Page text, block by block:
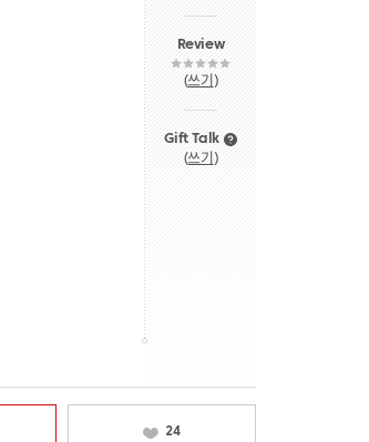
Review
(쓰기 )
Gift Talk
(쓰기 )
24